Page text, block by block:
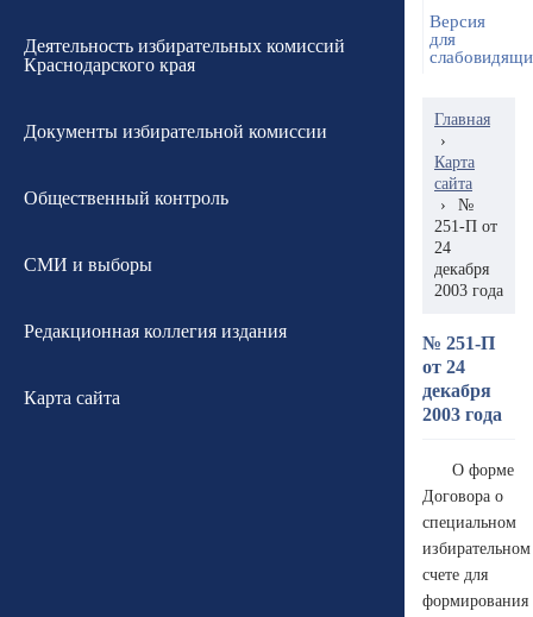
Деятельность избирательных комиссий
Краснодарского края
Документы избирательной комиссии
Общественный контроль
СМИ и выборы
Редакционная коллегия издания
Карта сайта
Версия
для
Главная
›
Карта
сайта
›
№
251-П от
24
декабря
2003 года
№ 251-П
от 24
декабря
2003 года
О форме
Договора о
специальном
избирательном
счете для
формирования